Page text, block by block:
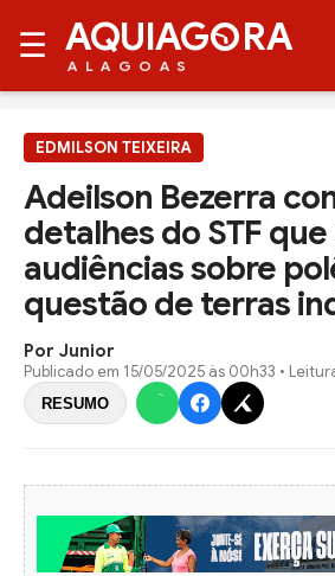
☰ AQUIAG RA
ALAGOAS
EDMILSON TEIXEIRA
Adeilson Bezerra
detalhes do STF
audiências sobre
questão de terras
Por Junior
Publicado em 15/05/2025 às 00h33 •
RESUMO